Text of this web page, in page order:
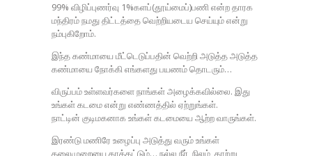
99% விழிப்புணர்வு 1%களப்(தூய்மைப்)பணி என்ற தாரக
மந்திரம் நமது திட்டத்தை வெற்றியடைய செய்யும் என்று
நம்புகிறோம்.
இந்த கண்மாயை மீட்டெடுப்பதின் வெற்றி அடுத்த அடுத்த
கண்மாயை நோக்கி எங்களது பயணம் தொடரும்…
விருப்பம் உள்ளவர்களை நாங்கள் அழைக்கவில்லை. இது
உங்கள் கடமை என்று எண்ணத்தில் ஏற்றுங்கள்.
நாட்டின் குடிமகனாக உங்கள் கடமையை ஆற்ற வாருங்கள்.
இரண்டு மணிரே உழைப்பு அடுத்து வரும் உங்கள்
தலைமுறையை காக்கட்டும்… நல்ல நீர், நிலம், காற்று,